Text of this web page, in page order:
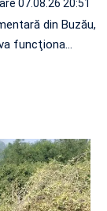
07.08.26 20:51
din Buzău,
funcţiona…